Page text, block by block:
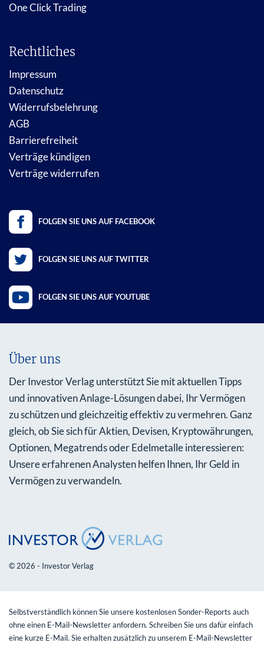
One Click Trading
Rechtliches
Impressum
Datenschutz
Widerrufsbelehrung
AGB
Barrierefreiheit
Verträge kündigen
Verträge widerrufen
FOLGEN SIE UNS AUF FACEBOOK
FOLGEN SIE UNS AUF TWITTER
FOLGEN SIE UNS AUF YOUTUBE
Über uns
Der Investor Verlag unterstützt Sie mit aktuellen Tipps
und innovativen Anlage-Lösungen dabei, Ihr Vermögen
zu schützen und gleichzeitig effektiv zu vermehren. Ganz
gleich, ob Sie sich für Aktien, Devisen, Kryptowährungen,
Optionen, Megatrends oder Edelmetalle interessieren:
Unsere erfahrenen Analysten helfen Ihnen, Ihr Geld in
Vermögen zu verwandeln.
© 2026 - Investor Verlag
Selbstverständlich können Sie unsere kostenlosen Sonder-Reports auch
ohne einen E-Mail-Newsletter anfordern. Schreiben Sie uns dafür einfach
eine kurze E-Mail. Sie erhalten zusätzlich zu unserem E-Mail-Newsletter